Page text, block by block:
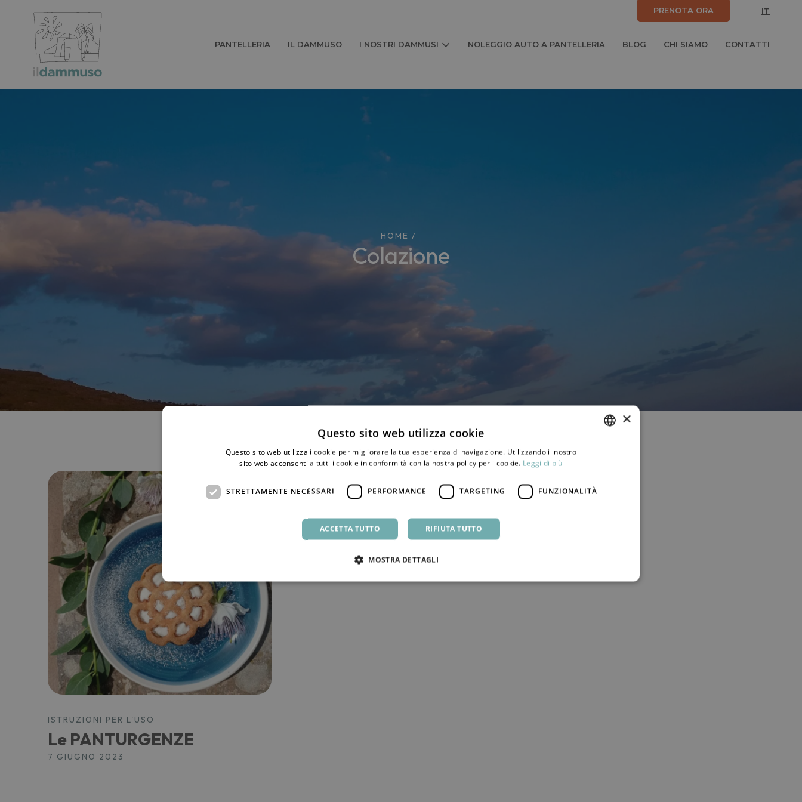
PANTELLERIA IL DAMMUSO I NOSTRI DAMMUSI NOLEGGIO AUTO A PANTELLERIA BLOG CHI SIAMO CONTATTI
IT
PRENOTA ORA
HOME /
colazione
ISTRUZIONI PER L'USO
Le PANTURGENZE
7 GIUGNO 2023
×
Questo sito web utilizza cookie
Questo sito web utilizza i cookie per migliorare la tua esperienza di navigazione. Utilizzando il nostro
sito web acconsenti a tutti i cookie in conformità con la nostra policy per i cookie. Leggi di più
STRETTAMENTE NECESSARI PERFORMANCE TARGETING FUNZIONALITÀ
ACCETTA TUTTO RIFIUTA TUTTO
MOSTRA DETTAGLI